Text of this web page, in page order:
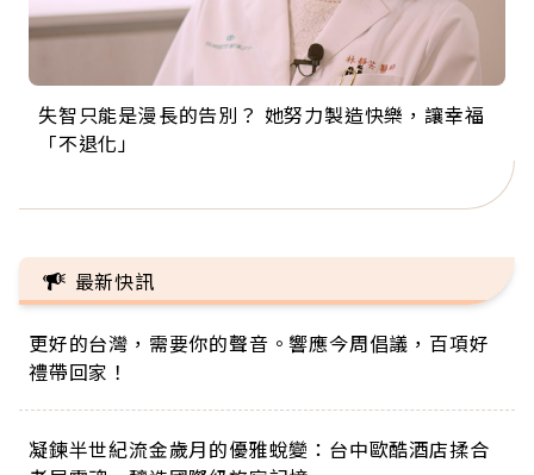
失智只能是漫長的告別？ 她努力製造快樂，讓幸福
「不退化」
來自剛果的巧克力神父 為台灣奉獻36年 「台灣是我
的家，我連作夢都講台語！」
63歲卸矽谷副總、搬回台灣找快樂！「蛋黃哥小
丑」走進安養院，逗樂上萬爺奶：退休後才開始真
104歲打破金氏世界紀錄 成為全球最年長羽球選
手，分享長壽的秘密原來是「這個」
事業巔峰他選擇追夢…黑手阿伯拉小提琴還登上小
巨蛋！連CNN都大讚！
最新快訊
更好的台灣，需要你的聲音。響應今周倡議，百項好
禮帶回家！
凝鍊半世紀流金歲月的優雅蛻變：台中歐酷酒店揉合